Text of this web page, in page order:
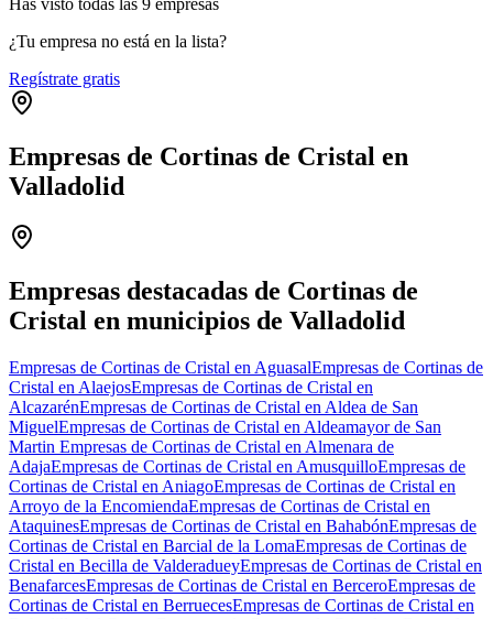
Has visto todas las 9 empresas
¿Tu empresa no está en la lista?
Regístrate gratis
Empresas de Cortinas de Cristal en
Valladolid
−
Empresas destacadas de Cortinas de
Cristal en municipios de Valladolid
Empresas de Cortinas de Cristal en AguasalEmpresas de Cortinas de
Cristal en AlaejosEmpresas de Cortinas de Cristal en
AlcazarénEmpresas de Cortinas de Cristal en Aldea de San
MiguelEmpresas de Cortinas de Cristal en Aldeamayor de San
Martin Empresas de Cortinas de Cristal en Almenara de
AdajaEmpresas de Cortinas de Cristal en AmusquilloEmpresas de
Cortinas de Cristal en AniagoEmpresas de Cortinas de Cristal en
Arroyo de la EncomiendaEmpresas de Cortinas de Cristal en
AtaquinesEmpresas de Cortinas de Cristal en BahabónEmpresas de
Cortinas de Cristal en Barcial de la LomaEmpresas de Cortinas de
Cristal en Becilla de ValderadueyEmpresas de Cortinas de Cristal en
BenafarcesEmpresas de Cortinas de Cristal en BerceroEmpresas de
Cortinas de Cristal en BerruecesEmpresas de Cortinas de Cristal en